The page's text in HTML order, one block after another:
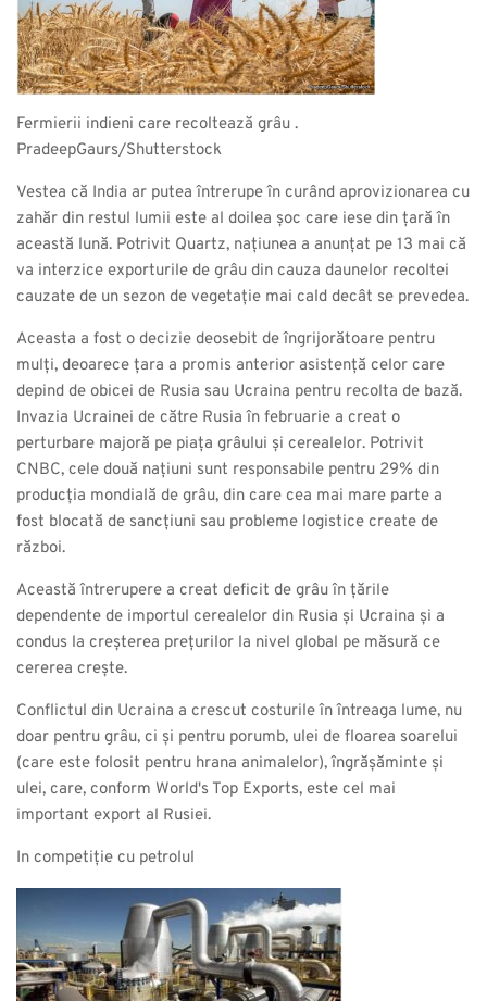
Fermierii indieni care recoltează grâu .
PradeepGaurs/Shutterstock
Vestea că India ar putea întrerupe în curând aprovizionarea cu
zahăr din restul lumii este al doilea șoc care iese din țară în
această lună. Potrivit Quartz, națiunea a anunțat pe 13 mai că
va interzice exporturile de grâu din cauza daunelor recoltei
cauzate de un sezon de vegetație mai cald decât se prevedea.
Aceasta a fost o decizie deosebit de îngrijorătoare pentru
mulți, deoarece țara a promis anterior asistență celor care
depind de obicei de Rusia sau Ucraina pentru recolta de bază.
Invazia Ucrainei de către Rusia în februarie a creat o
perturbare majoră pe piața grâului și cerealelor. Potrivit
CNBC, cele două națiuni sunt responsabile pentru 29% din
producția mondială de grâu, din care cea mai mare parte a
fost blocată de sancțiuni sau probleme logistice create de
război.
Această întrerupere a creat deficit de grâu în țările
dependente de importul cerealelor din Rusia și Ucraina și a
condus la creșterea prețurilor la nivel global pe măsură ce
cererea crește.
Conflictul din Ucraina a crescut costurile în întreaga lume, nu
doar pentru grâu, ci și pentru porumb, ulei de floarea soarelui
(care este folosit pentru hrana animalelor), îngrășăminte și
ulei, care, conform World's Top Exports, este cel mai
important export al Rusiei.
In competiție cu petrolul